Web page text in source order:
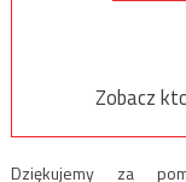
Zobacz
Dziękujemy za